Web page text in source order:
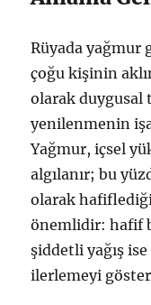
Rüyada yağmur
çoğu kişinin
olarak duygusal
yenilenmenin
Yağmur, içsel
algılanır; bu
olarak
önemlidir: hafif
şiddetli yağış
ilerlemeyi